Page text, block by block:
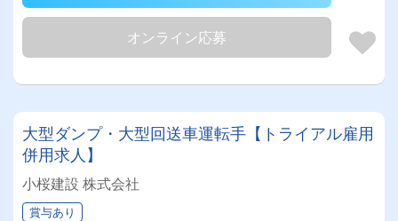
オンライン応募
大型ダンプ・大型回送車運転手【トライアル雇用
併用求人】
小桜建設 株式会社
賞与あり